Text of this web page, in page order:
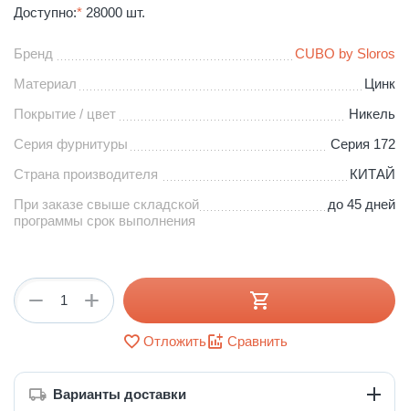
Доступно:* 28000 шт.
Бренд
CUBO by Sloros
Материал
Цинк
Покрытие / цвет
Никель
Серия фурнитуры
Серия 172
Страна производителя
КИТАЙ
При заказе свыше складской
программы срок выполнения
до 45 дней
+
−
Отложить Сравнить
Варианты доставки